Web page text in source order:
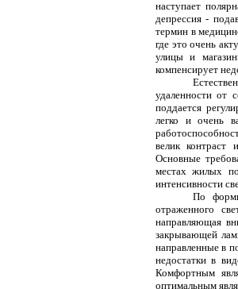
наступает
депрессия -
термин в
где это очень
улицы и
компенсирует
удаленности от
поддается
легко и очень
велик
Основные
местах жилых
интенсивности
По
отраженного
направляющая
закрывающей
направленные в
недостатки в
Комфортным
оптимальным